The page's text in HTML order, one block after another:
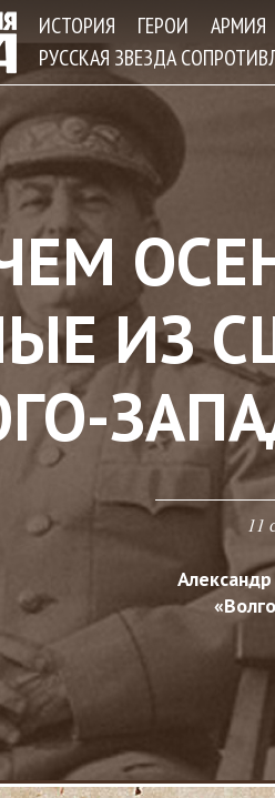
ИСТОРИЯ ГЕРОИ
АРМИЯ
РУССКАЯ ЗВЕЗДА
ИЗ
11